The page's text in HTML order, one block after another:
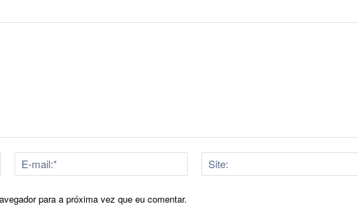
Nome:*
mail:*
para a próxima vez que eu comentar.